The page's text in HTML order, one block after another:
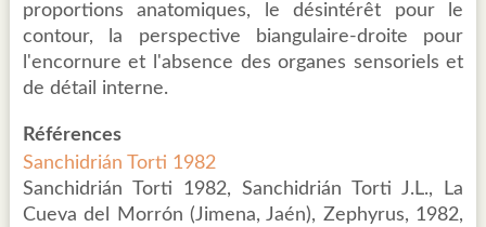
proportions anatomiques, le désintérêt pour le
contour, la perspective biangulaire-droite pour
l'encornure et l'absence des organes sensoriels et
de détail interne.
Références
Sanchidrián Torti 1982
Sanchidrián Torti 1982, Sanchidrián Torti J.L., La
Cueva del Morrón (Jimena, Jaén), Zephyrus, 1982,